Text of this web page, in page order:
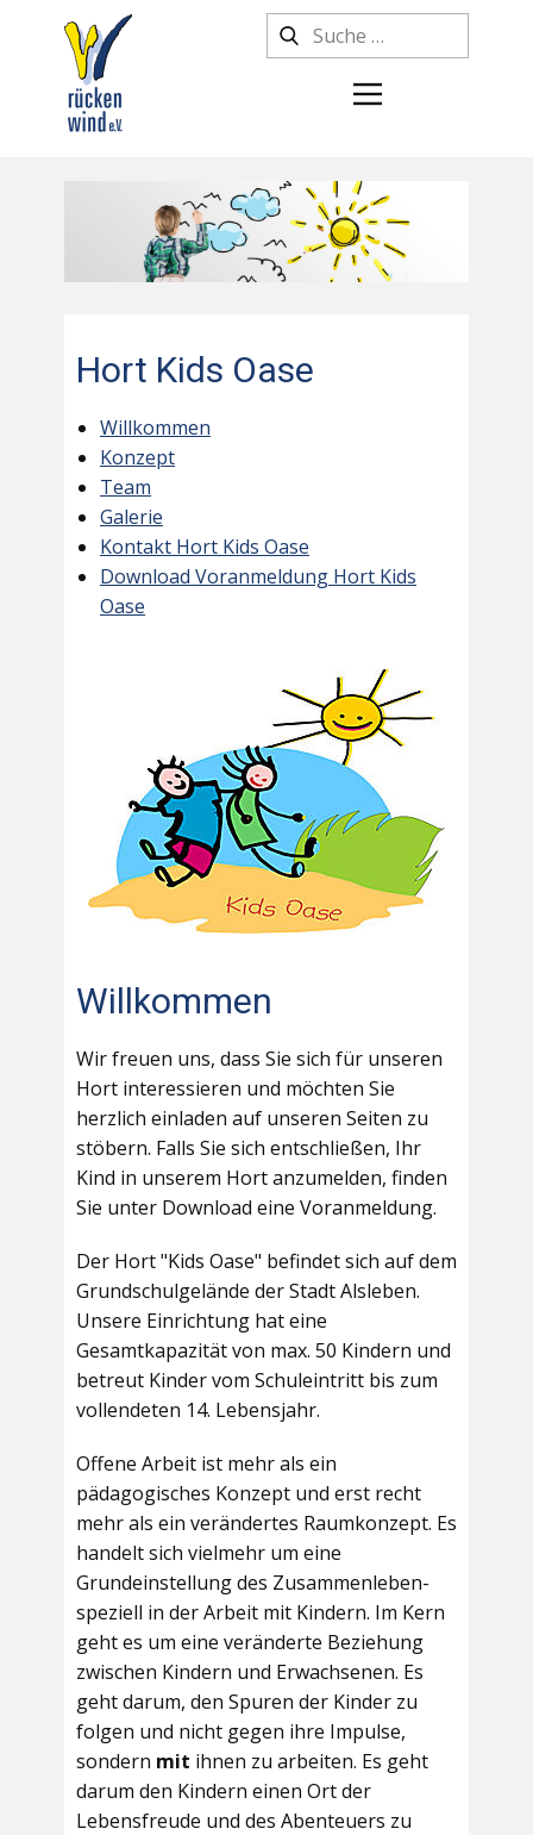
Hort Kids Oase
Willkommen
Konzept
Team
Galerie
Kontakt Hort Kids Oase
Download Voranmeldung Hort Kids
Oase
Willkommen
Wir freuen uns, dass Sie sich für unseren
Hort interessieren und möchten Sie
herzlich einladen auf unseren Seiten zu
stöbern. Falls Sie sich entschließen, Ihr
Kind in unserem Hort anzumelden, finden
Sie unter Download eine Voranmeldung.
Der Hort "Kids Oase" befindet sich auf dem
Grundschulgelände der Stadt Alsleben.
Unsere Einrichtung hat eine
Gesamtkapazität von max. 50 Kindern und
betreut Kinder vom Schuleintritt bis zum
vollendeten 14. Lebensjahr.
Offene Arbeit ist mehr als ein
pädagogisches Konzept und erst recht
mehr als ein verändertes Raumkonzept. Es
handelt sich vielmehr um eine
Grundeinstellung des Zusammenleben-
speziell in der Arbeit mit Kindern. Im Kern
geht es um eine veränderte Beziehung
zwischen Kindern und Erwachsenen. Es
geht darum, den Spuren der Kinder zu
folgen und nicht gegen ihre Impulse,
sondern mit ihnen zu arbeiten. Es geht
darum den Kindern einen Ort der
Lebensfreude und des Abenteuers zu